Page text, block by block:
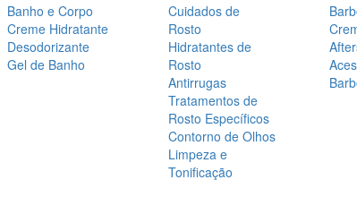
Banho e Corpo
Creme Hidratante
Desodorizante
Gel de Banho
Cuidados de
Rosto
Hidratantes de
Rosto
Antirrugas
Tratamentos de
Rosto Específicos
Contorno de Olhos
Limpeza e
Tonificação